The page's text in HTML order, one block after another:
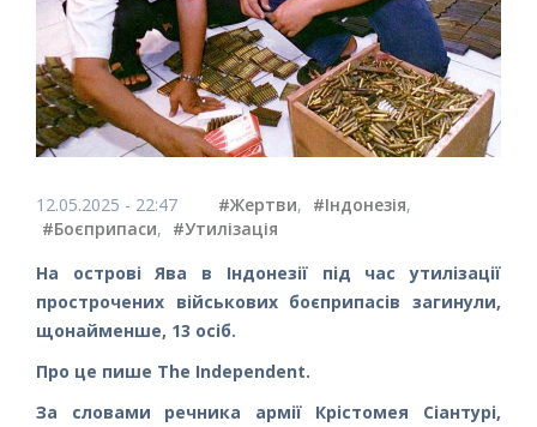
12.05.2025 - 22:47 #Жертви, #Індонезія,
#Боєприпаси, #Утилізація
На острові Ява в Індонезії під час утилізації
прострочених військових боєприпасів загинули,
щонайменше, 13 осіб.
Про це пише The Independent.
За словами речника армії Крістомея Сіантурі,